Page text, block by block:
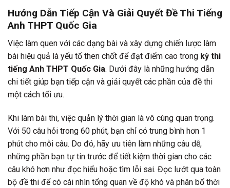
Hướng Dẫn Tiếp Cận Và Giải Quyết Đề Thi Tiếng
Anh THPT Quốc Gia
Việc làm quen với các dạng bài và xây dựng chiến lược làm
bài hiệu quả là yếu tố then chốt để đạt điểm cao trong kỳ thi
tiếng Anh THPT Quốc Gia. Dưới đây là những hướng dẫn
chi tiết giúp bạn tiếp cận và giải quyết các phần của đề thi
một cách tối ưu.
Khi làm bài thi, việc quản lý thời gian là vô cùng quan trọng.
Với 50 câu hỏi trong 60 phút, bạn chỉ có trung bình hơn 1
phút cho mỗi câu. Do đó, hãy ưu tiên làm những câu dễ,
những phần bạn tự tin trước để tiết kiệm thời gian cho các
câu khó hơn như đọc hiểu hoặc tìm lỗi sai. Đọc lướt qua toàn
bộ đề thi để có cái nhìn tổng quan về độ khó và phân bổ thời